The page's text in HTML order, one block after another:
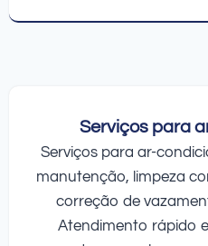
Serviços para
Serviços para ar-
manutenção, limpeza
correção de
Atendimento rápido